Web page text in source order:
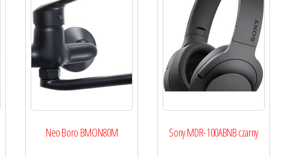
Neo Boro BMON80M Sony MDR-100ABNB czarny